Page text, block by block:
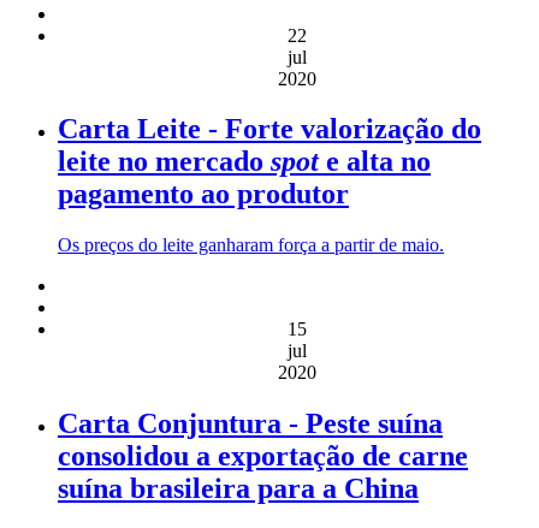
22
jul
2020
Carta Leite - Forte valorização do
leite no mercado spote alta no
pagamento ao produtor
Os preços do leite ganharam força a partir de maio.
15
jul
2020
Carta Conjuntura - Peste suína
consolidou a exportação de carne
suína brasileira para a China